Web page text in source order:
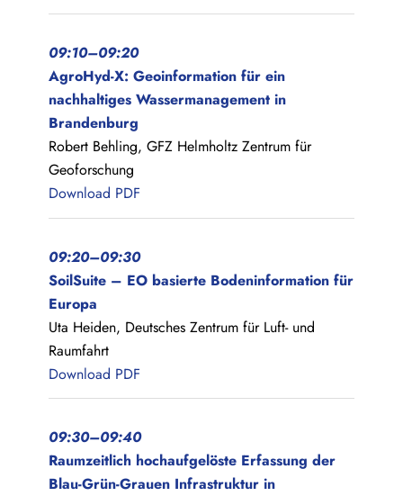
09:10–09:20
AgroHyd-X: Geoinformation für ein
nachhaltiges Wassermanagement in
Brandenburg
Robert Behling, GFZ Helmholtz Zentrum für
Geoforschung
Download PDF
09:20–09:30
SoilSuite – EO basierte Bodeninformation für
Europa
Uta Heiden, Deutsches Zentrum für Luft- und
Raumfahrt
Download PDF
09:30–09:40
Raumzeitlich hochaufgelöste Erfassung der
Blau-Grün-Grauen Infrastruktur in